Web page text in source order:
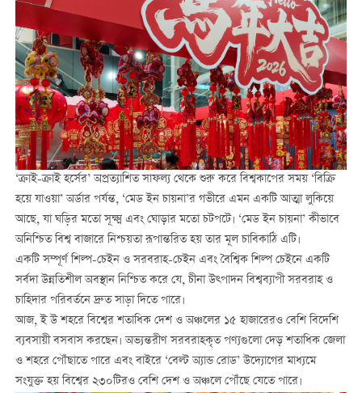
‘ক্রাই-ক্রাই হর্সের’ অপ্রত্যাশিত সাফল্য থেকে শুরু করে বিশ্বকাপের সময় ‘বিক্রি
হয়ে যাওয়া’ অর্ডার পর্যন্ত, ‘মেড ইন চায়না’র গভীরে এমন একটি আত্মা লুকিয়ে
আছে, যা ঘড়ির মতো সূক্ষ্ম এবং ঘোড়ার মতো চটপটে। ‘মেড ইন চায়না’ কীভাবে
অনিশ্চিত বিশ্ব বাজারে নিশ্চয়তা রূপান্তরিত হয় তার মূল চাবিকাঠি এটি।
একটি সম্পূর্ণ শিল্প-চেইন ও সরবরাহ-চেইন এবং বৈশ্বিক শিল্প চেইনে একটি
সর্বদা উন্নতিশীল অবস্থান নিশ্চিত করে যে, চীনা উত্পাদন বিশ্বব্যাপী সরবরাহ ও
চাহিদার পরিবর্তনে দ্রুত সাড়া দিতে পারে।
আজ, ই উ শহরে বিশ্বের শতাধিক দেশ ও অঞ্চলের ১৫ হাজারেরও বেশি বিদেশি
ব্যবসায়ী বসবাস করছেন। অভ্যন্তরীণ সরবরাহকৃত পণ্যগুলো দেড় শতাধিক জেলা
ও শহরে পৌঁছাতে পারে এবং বাইরে ‘বেল্ট অ্যান্ড রোড’ উদ্যোগের মাধ্যমে
সংযুক্ত হয় বিশ্বের ২৩০টিরও বেশি দেশ ও অঞ্চলে পৌঁছে যেতে পারে।